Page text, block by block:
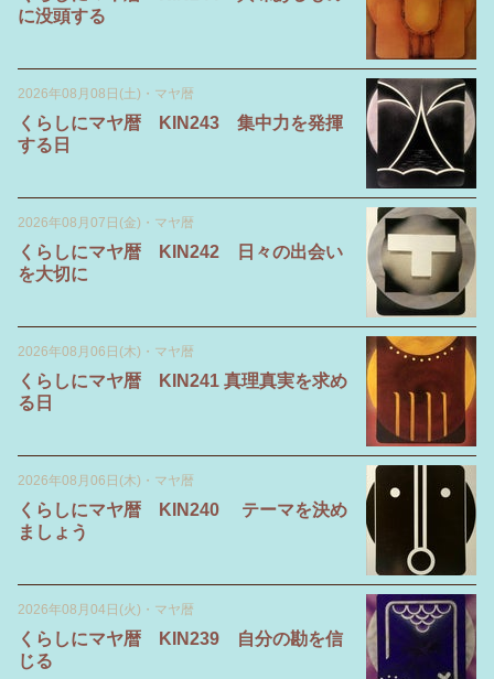
に没頭する
2026年08月08日(土) ・ マヤ暦
くらしにマヤ暦 KIN243 集中力を発揮
する日
2026年08月07日(金) ・ マヤ暦
くらしにマヤ暦 KIN242 日々の出会い
を大切に
2026年08月06日(木) ・ マヤ暦
くらしにマヤ暦 KIN241 真理真実を求め
る日
2026年08月06日(木) ・ マヤ暦
くらしにマヤ暦 KIN240 テーマを決め
ましょう
2026年08月04日(火) ・ マヤ暦
くらしにマヤ暦 KIN239 自分の勘を信
じる